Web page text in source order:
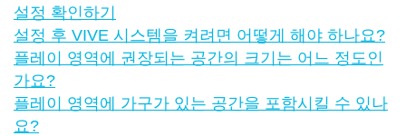
설정 확인하기
설정 후 VIVE 시스템을 켜려면 어떻게 해야 하나요?
플레이 영역에 권장되는 공간의 크기는 어느 정도인
가요?
플레이 영역에 가구가 있는 공간을 포함시킬 수 있나
요?